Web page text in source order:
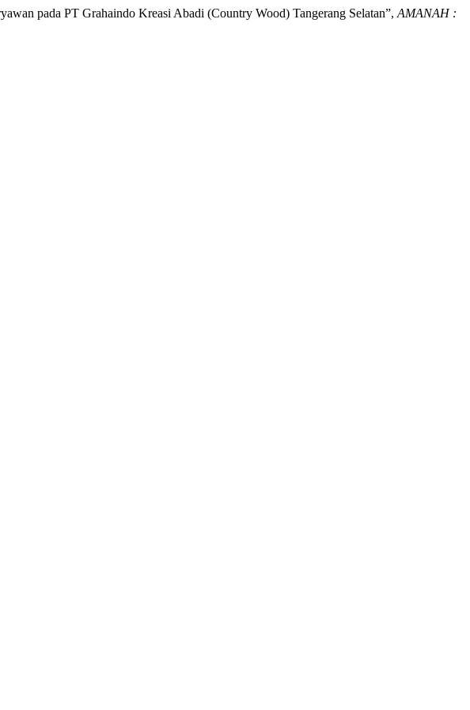
pada PT Grahaindo Kreasi Abadi (Country Wood) Tangerang Selatan”, AMANAH :